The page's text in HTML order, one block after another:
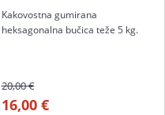
Kakovostna gumirana
heksagonalna bučica teže 5 kg.
20,00 €
16,00 €